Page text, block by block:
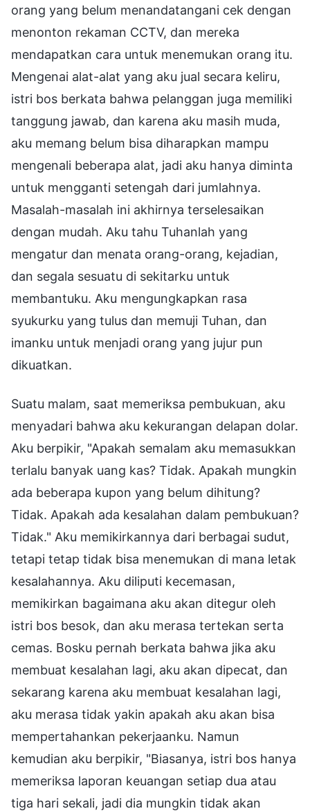
orang yang belum menandatangani cek dengan
menonton rekaman CCTV, dan mereka
mendapatkan cara untuk menemukan orang itu.
Mengenai alat-alat yang aku jual secara keliru,
istri bos berkata bahwa pelanggan juga memiliki
tanggung jawab, dan karena aku masih muda,
aku memang belum bisa diharapkan mampu
mengenali beberapa alat, jadi aku hanya diminta
untuk mengganti setengah dari jumlahnya.
Masalah-masalah ini akhirnya terselesaikan
dengan mudah. Aku tahu Tuhanlah yang
mengatur dan menata orang-orang, kejadian,
dan segala sesuatu di sekitarku untuk
membantuku. Aku mengungkapkan rasa
syukurku yang tulus dan memuji Tuhan, dan
imanku untuk menjadi orang yang jujur pun
dikuatkan.
Suatu malam, saat memeriksa pembukuan, aku
menyadari bahwa aku kekurangan delapan dolar.
Aku berpikir, "Apakah semalam aku memasukkan
terlalu banyak uang kas? Tidak. Apakah mungkin
ada beberapa kupon yang belum dihitung?
Tidak. Apakah ada kesalahan dalam pembukuan?
Tidak." Aku memikirkannya dari berbagai sudut,
tetapi tetap tidak bisa menemukan di mana letak
kesalahannya. Aku diliputi kecemasan,
memikirkan bagaimana aku akan ditegur oleh
istri bos besok, dan aku merasa tertekan serta
cemas. Bosku pernah berkata bahwa jika aku
membuat kesalahan lagi, aku akan dipecat, dan
sekarang karena aku membuat kesalahan lagi,
aku merasa tidak yakin apakah aku akan bisa
mempertahankan pekerjaanku. Namun
kemudian aku berpikir, "Biasanya, istri bos hanya
memeriksa laporan keuangan setiap dua atau
tiga hari sekali, jadi dia mungkin tidak akan